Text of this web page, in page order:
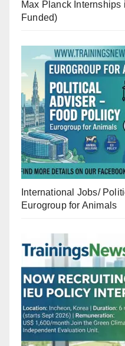
Max Planck
Funded)
International Jobs/
Eurogroup for Animals